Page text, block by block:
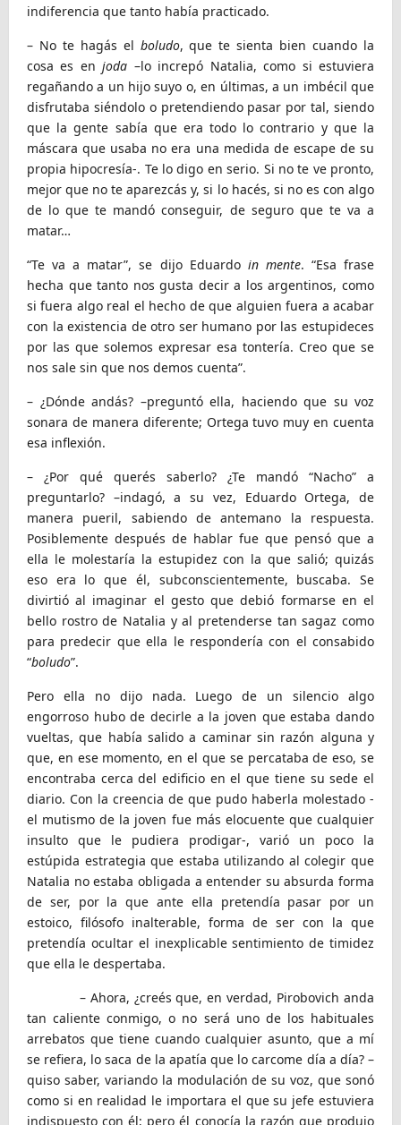
indiferencia que tanto había practicado.
– No te hagás el boludo, que te sienta bien cuando la
cosa es enjoda –lo increpó Natalia, como si estuviera
regañando a un hijo suyo o, en últimas, a un imbécil que
disfrutaba siéndolo o pretendiendo pasar por tal, siendo
que la gente sabía que era todo lo contrario y que la
máscara que usaba no era una medida de escape de su
propia hipocresía-. Te lo digo en serio. Si no te ve pronto,
mejor que no te aparezcás y, si lo hacés, si no es con algo
de lo que te mandó conseguir, de seguro que te va a
matar…
“Te va a matar”, se dijo Eduardo in mente. “Esa frase
hecha que tanto nos gusta decir a los argentinos, como
si fuera algo real el hecho de que alguien fuera a acabar
con la existencia de otro ser humano por las estupideces
por las que solemos expresar esa tontería. Creo que se
nos sale sin que nos demos cuenta”.
– ¿Dónde andás? –preguntó ella, haciendo que su voz
sonara de manera diferente; Ortega tuvo muy en cuenta
esa inflexión.
– ¿Por qué querés saberlo? ¿Te mandó “Nacho” a
preguntarlo? –indagó, a su vez, Eduardo Ortega, de
manera pueril, sabiendo de antemano la respuesta.
Posiblemente después de hablar fue que pensó que a
ella le molestaría la estupidez con la que salió; quizás
eso era lo que él, subconscientemente, buscaba. Se
divirtió al imaginar el gesto que debió formarse en el
bello rostro de Natalia y al pretenderse tan sagaz como
para predecir que ella le respondería con el consabido
“boludo”.
Pero ella no dijo nada. Luego de un silencio algo
engorroso hubo de decirle a la joven que estaba dando
vueltas, que había salido a caminar sin razón alguna y
que, en ese momento, en el que se percataba de eso, se
encontraba cerca del edificio en el que tiene su sede el
diario. Con la creencia de que pudo haberla molestado -
el mutismo de la joven fue más elocuente que cualquier
insulto que le pudiera prodigar-, varió un poco la
estúpida estrategia que estaba utilizando al colegir que
Natalia no estaba obligada a entender su absurda forma
de ser, por la que ante ella pretendía pasar por un
estoico, filósofo inalterable, forma de ser con la que
pretendía ocultar el inexplicable sentimiento de timidez
que ella le despertaba.
– Ahora, ¿creés que, en verdad, Pirobovich anda
tan caliente conmigo, o no será uno de los habituales
arrebatos que tiene cuando cualquier asunto, que a mí
se refiera, lo saca de la apatía que lo carcome día a día? –
quiso saber, variando la modulación de su voz, que sonó
como si en realidad le importara el que su jefe estuviera
indispuesto con él; pero él conocía la razón que produjo